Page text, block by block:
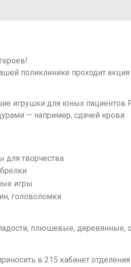
поликлинике проходит
игрушки для юных пациентов
— например, сдачей крови.
для творчества
игры
головоломки
плюшевые, деревянные,
в 215 кабинет